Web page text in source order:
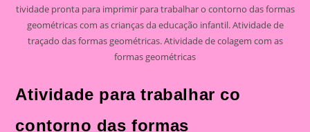
tividade pronta para imprimir para trabalhar o contorno das formas
geométricas com as crianças da educação infantil. Atividade de
traçado das formas geométricas. Atividade de colagem com as
formas geométricas
Atividade para trabalhar co
contorno das formas